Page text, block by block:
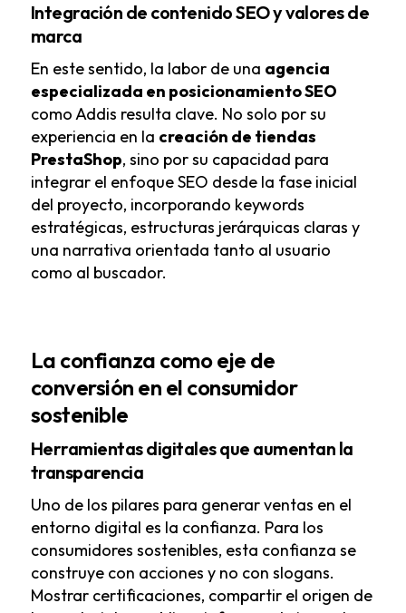
Integración de contenido SEO y valores de
marca
En este sentido, la labor de una agencia
especializada en posicionamiento SEO
como Addis resulta clave. No solo por su
experiencia en la creación de tiendas
PrestaShop, sino por su capacidad para
integrar el enfoque SEO desde la fase inicial
del proyecto, incorporando keywords
estratégicas, estructuras jerárquicas claras y
una narrativa orientada tanto al usuario
como al buscador.
La confianza como eje de
conversión en el consumidor
sostenible
Herramientas digitales que aumentan la
transparencia
Uno de los pilares para generar ventas en el
entorno digital es la confianza. Para los
consumidores sostenibles, esta confianza se
construye con acciones y no con slogans.
Mostrar certificaciones, compartir el origen de